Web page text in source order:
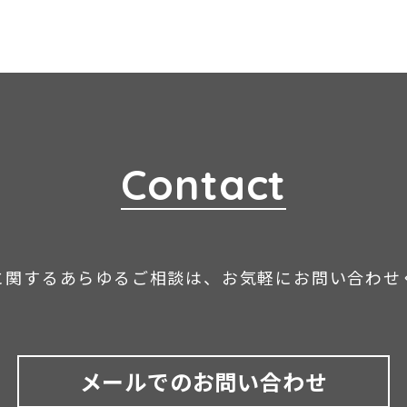
Contact
するあらゆるご相談は、お気軽にお問い合わ
メールでのお問い合わせ